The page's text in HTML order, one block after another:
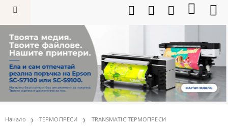
Начало ТЕРМОПРЕСИ TRANSMATIC ТЕРМОПРЕСИ